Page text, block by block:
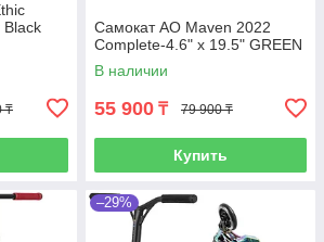
Black
₸
Самокат AO Maven 2022
Complete-4.6" x 19.5" GREEN
В наличии
55 900 ₸ 79 900 ₸
Купить
–29%